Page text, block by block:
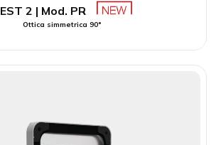
2 | Mod. PR
Ottica simmetrica 90°